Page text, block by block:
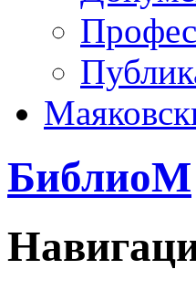
БиблиоМ